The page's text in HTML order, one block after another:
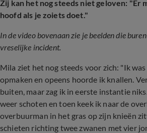
Zij kan het nog steeds niet geloven: "Er
hoofd als je zoiets doet."
In de video bovenaan zie je beelden die
vreselijke incident.
Mila ziet het nog steeds voor zich: "Ik
opmaken en opeens hoorde ik knallen.
buiten, maar zag ik in eerste instantie
weer schoten en toen keek ik naar de
overbuurman in het gras op zijn knieën
schieten richting twee zwanen met vier